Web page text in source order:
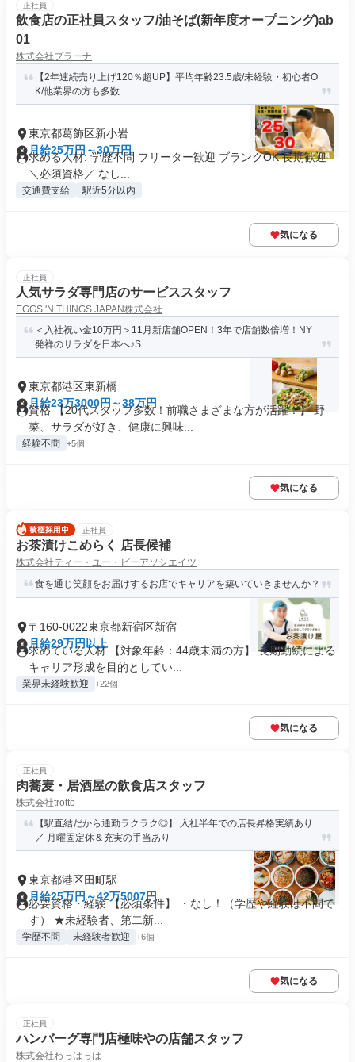
正社員
飲食店の正社員スタッフ/油そば(新年度オープニング)ab
01
株式会社プラーナ
【2年連続売り上げ120％超UP】平均年齢23.5歳/未経験・初心者O
K/他業界の方も多数...
東京都葛飾区新小岩
月給25万円～30万円
求める人材: 学歴不問 フリーター歓迎 ブランクOK 長期歓迎
＼必須資格／ なし...
交通費支給 駅近5分以内
気になる
正社員
人気サラダ専門店のサービススタッフ
EGGS 'N THINGS JAPAN株式会社
＜入社祝い金10万円＞11月新店舗OPEN！3年で店舗数倍増！NY
発祥のサラダを日本へ♪S...
東京都港区東新橋
月給23万3000円～38万円
資格 【20代スタッフ多数！前職さまざまな方が活躍！】 野
菜、サラダが好き、健康に興味...
経験不問 +5個
気になる
正社員
お茶漬けこめらく 店長候補
株式会社ティー・ユー・ビーアソシエイツ
食を通じ笑顔をお届けするお店でキャリアを築いていきませんか？
〒160-0022東京都新宿区新宿
月給29万円以上
求めている人材 【対象年齢：44歳未満の方】 長期勤続による
キャリア形成を目的としてい...
業界未経験歓迎 +22個
気になる
正社員
肉蕎麦・居酒屋の飲食店スタッフ
株式会社trotto
【駅直結だから通勤ラクラク◎】 入社半年での店長昇格実績あり
／ 月曜固定休＆充実の手当あり
東京都港区田町駅
月給25万円～42万5007円
必要資格・経験 【必須条件】 ・なし！（学歴や経験は不問で
す） ★未経験者、第二新...
学歴不問 未経験者歓迎 +6個
気になる
正社員
ハンバーグ専門店極味やの店舗スタッフ
株式会社わっはっは